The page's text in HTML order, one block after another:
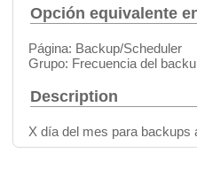
Opción equivalente
Página: Backup/Scheduler
Grupo: Frecuencia del
Description
X día del mes para